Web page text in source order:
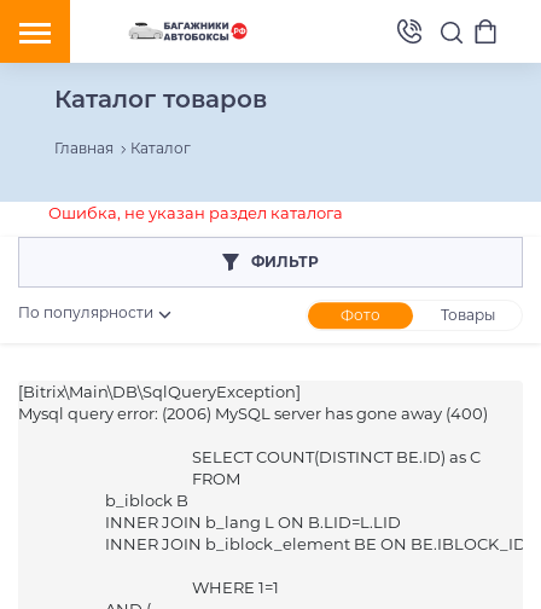
Каталог товаров
Главная Каталог
Ошибка, не указан раздел каталога
ФИЛЬТР
По популярности Фото Товары
Розничная цена
[Bitrix\Main\DB\SqlQueryException]
Mysql query error: (2006) MySQL server has gone away (400)